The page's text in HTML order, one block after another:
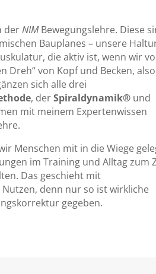
derNIMBewegungslehre. Diese
Bauplanes – unsere
die aktiv ist, wenn wir
Dreh“ von Kopf und Becken, also
sich alle drei
, derSpiraldynamik® und
mit meinem Expertenwissen
Menschen mit in die Wiege
im Training und Alltag zum
Das geschieht mit
denn nur so ist wirkliche
gegeben.